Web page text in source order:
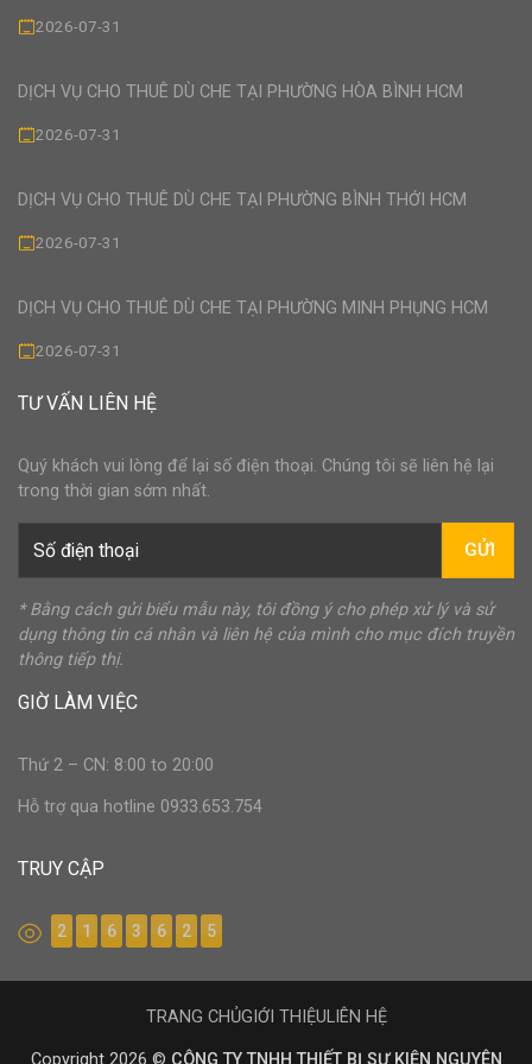
2026-07-31
DỊCH VỤ CHO THUÊ DÙ CHE TẠI PHƯỜNG HÒA BÌNH HCM
2026-07-31
DỊCH VỤ CHO THUÊ DÙ CHE TẠI PHƯỜNG BÌNH THỚI HCM
2026-07-31
DỊCH VỤ CHO THUÊ DÙ CHE TẠI PHƯỜNG MINH PHỤNG HCM
2026-07-31
TƯ VẤN LIÊN HỆ
Quý khách vui lòng để lại số điện thoại. Chúng tôi sẽ liên hệ lại
trong thời gian sớm nhất.
GỬI
* Bằng cách gửi biểu mẫu này, tôi đồng ý cho phép xử lý và sử
dụng thông tin cá nhân và liên hệ của mình cho mục đích truyền
thông tiếp thị.
GIỜ LÀM VIỆC
Thứ 2 – CN: 8:00 to 20:00
Hỗ trợ qua hotline 0933.653.754
TRUY CẬP
2 1 6 3 6 2 5
Copyright 2026 © CÔNG TY TNHH THIẾT BỊ SỰ KIỆN NGUYÊN
TRANG CHỦGIỚI THIỆULIÊN HỆ